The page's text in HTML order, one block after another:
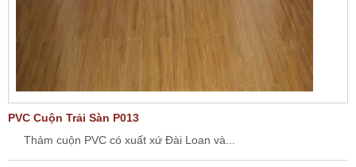
PVC Cuộn Trải Sàn P013
Thảm cuộn PVC có xuất xứ Đài Loan và...